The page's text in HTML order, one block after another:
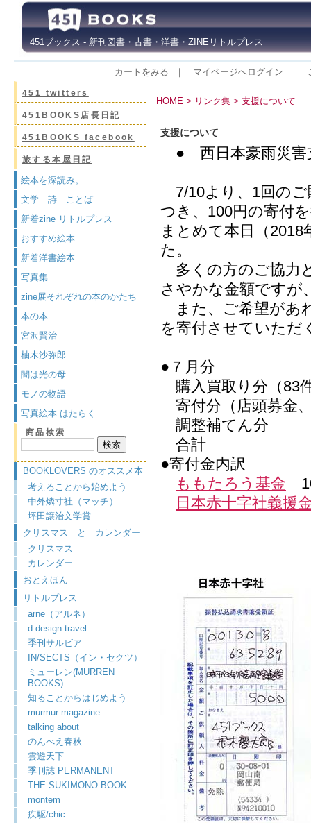
451ブックス - 新刊図書・古書・洋書・ZINEリトルプレス
カートをみる ｜ マイページへログイン ｜
451 twitters
451BOOKS店長日記
451BOOKS facebook
旅する本屋日記
絵本を深読み。
文学 詩 ことば
新着zine リトルプレス
おすすめ絵本
新着洋書絵本
写真集
zine展それぞれの本のかたち
本の本
宮沢賢治
柚木沙弥郎
闇は光の母
モノの物語
写真絵本 はたらく
商品検索
BOOKLOVERS のオススメ本
考えることから始めよう
中外燐寸社（マッチ）
坪田譲治文学賞
クリスマス と カレンダー
クリスマス
カレンダー
おとえほん
リトルプレス
arne（アルネ）
d design travel
季刊サルビア
IN/SECTS（イン・セクツ）
ミューレン(MURREN
BOOKS)
知ることからはじめよう
murmur magazine
talking about
のんべえ春秋
雲遊天下
季刊誌 PERMANENT
THE SUKIMONO BOOK
montem
疾駆/chic
HOME > リンク集 > 支援について
支援について
● 西日本豪雨災害
7/10より、1回のご
つき、100円の寄付
まとめて本日（
た。
多くの方のご協力
さやかな金額ですが
また、ご希望があ
を寄付させていただ
●７月分
購入買取り分（
寄付分（店頭募金
調整補
合計
●寄付金内訳
ももたろう基金
日本赤十字社義援